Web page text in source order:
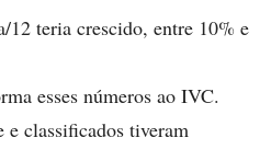
12 teria crescido, entre 10% e
esses números ao IVC.
e classificados tiveram